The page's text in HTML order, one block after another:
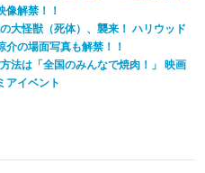
像解禁！！
大怪獣（死体）、襲来！ ハリウッド
の場面写真も解禁！！
法は「全国のみんなで焼肉！」 映画
アイベント